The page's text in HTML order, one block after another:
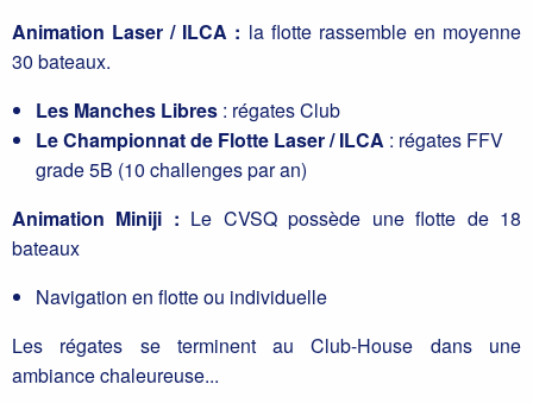
Animation Laser / ILCA : la flotte rassemble en moyenne
30 bateaux.
Les Manches Libres : régates Club
Le Championnat de Flotte Laser / ILCA : régates FFV
grade 5B (10 challenges par an)
Animation Miniji : Le CVSQ possède une flotte de 18
bateaux
Navigation en flotte ou individuelle
Les régates se terminent au Club-House dans une
ambiance chaleureuse...